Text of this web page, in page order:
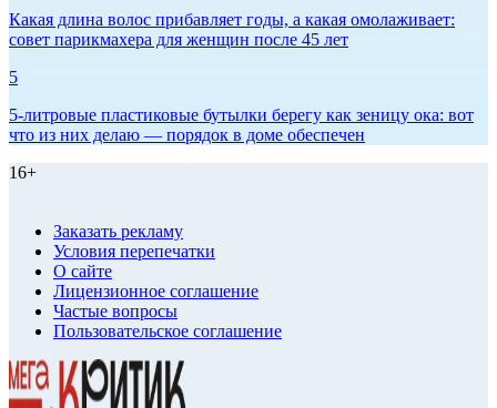
Какая длина волос прибавляет годы, а какая омолаживает:
совет парикмахера для женщин после 45 лет
5
5-литровые пластиковые бутылки берегу как зеницу ока: вот
что из них делаю — порядок в доме обеспечен
16+
Заказать рекламу
Условия перепечатки
О сайте
Лицензионное соглашение
Частые вопросы
Пользовательское соглашение